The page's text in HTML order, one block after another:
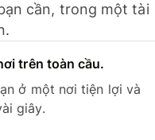
cần, trong một tài
trên toàn cầu.
ở một nơi tiện lợi và
giây.